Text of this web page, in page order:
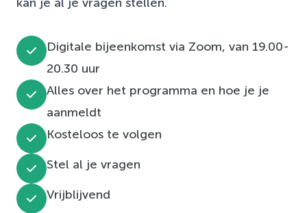
kan je al je vragen stellen.
Digitale bijeenkomst via Zoom, van 19.00-
20.30 uur
Alles over het programma en hoe je je
aanmeldt
Kosteloos te volgen
Stel al je vragen
Vrijblijvend